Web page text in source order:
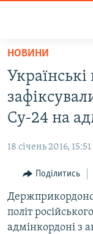
Перейти
основного
матеріалу
Перейти
до
основної
Перейти
пошуку
ВОДА.КРИМ
ВІДЕО ТА ФОТО
БЛОГИ
ПОГЛЯД
ІНТЕРВ'Ю
ВСЕ ЗА ДЕНЬ
НОВИНИ
Су-24 на
18 січень 2016, 15:51
Поділитись
політ
адмінкордоні з